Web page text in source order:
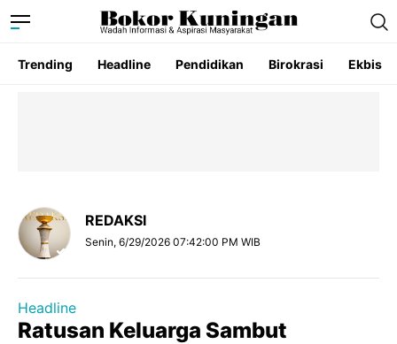
Trending Headline Pendidikan Birokrasi Ekbis
REDAKSI
Senin, 6/29/2026 07:42:00 PM WIB
Headline
Ratusan Keluarga Sambut